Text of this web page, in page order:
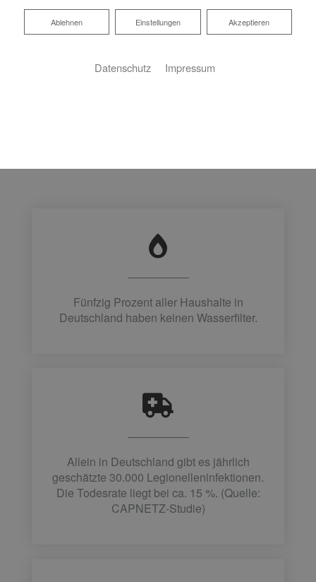
Ob als Durstlöscher, zur Essenszubereitung oder im
Lebensmittel Nummer eins. Im Schnitt verbraucht
jeder Bundesbürger täglich etwa 130 Liter. Stellen
Fünfzig Prozent aller Haushalte in
Deutschland haben keinen Wasserfilter.
Allein in Deutschland gibt es jährlich
geschätzte 30.000 Legionelleninfektionen.
Die Todesrate liegt bei ca. 15 %. (Quelle:
CAPNETZ-Studie)
Akzeptieren
Einstellungen
Ablehnen
Ablehnen
Datenschutz Impressum